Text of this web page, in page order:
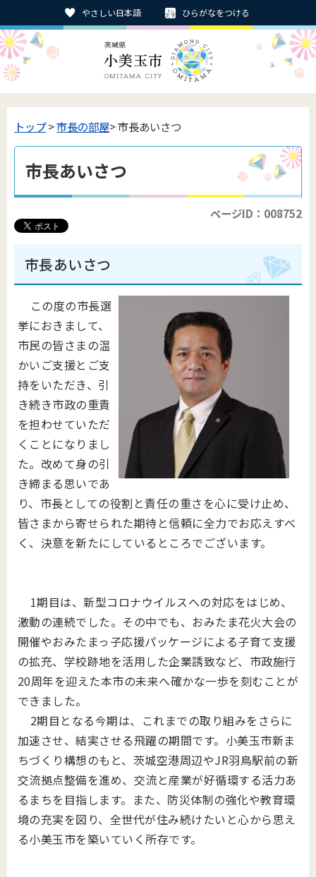
やさしい日本語 ひらがなをつける
トップ>市長の部屋> 市長あいさつ
市長あいさつ
ページID：008752
市長あいさつ
この度の市長選
挙におきまして、
市民の皆さまの温
かいご支援とご支
持をいただき、引
き続き市政の重責
を担わせていただ
くことになりまし
た。改めて身の引
き締まる思いであ
り、市長としての役割と責任の重さを心に受け止め、
皆さまから寄せられた期待と信頼に全力でお応えすべ
く、決意を新たにしているところでございます。
1期目は、新型コロナウイルスへの対応をはじめ、
激動の連続でした。その中でも、おみたま花火大会の
開催やおみたまっ子応援パッケージによる子育て支援
の拡充、学校跡地を活用した企業誘致など、市政施行
20周年を迎えた本市の未来へ確かな一歩を刻むことが
できました。
2期目となる今期は、これまでの取り組みをさらに
加速させ、結実させる飛躍の期間です。小美玉市新ま
ちづくり構想のもと、茨城空港周辺やJR羽鳥駅前の新
交流拠点整備を進め、交流と産業が好循環する活力あ
るまちを目指します。また、防災体制の強化や教育環
境の充実を図り、全世代が住み続けたいと心から思え
る小美玉市を築いていく所存です。